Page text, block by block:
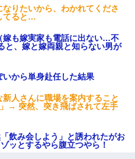
りたいから、わかれてくださ
てると…
嫁も嫁実家も電話に出ない…不
、嫁と嫁両親と知らない男が
いから単身赴任した結果
新人さんに職場を案内すること
→ 突然、突き飛ばされて左手
飲み会しよう」と誘われたがお
ッとするやら腹立つやら！